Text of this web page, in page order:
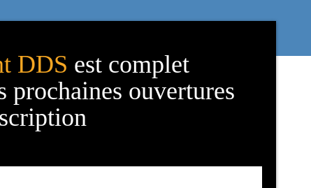
DDS est complet
prochaines ouvertures